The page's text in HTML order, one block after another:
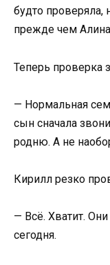
будто проверяла,
прежде чем Алина
Теперь проверка
— Нормальная
сын сначала
родню. А не
Кирилл резко
— Всё. Хватит.
сегодня.